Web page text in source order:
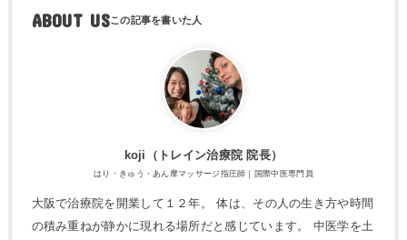
ABOUT US
koji（トレ​イン治療院 院長）
はり・きゅう・あん摩マッサージ指圧師｜国際中医専門員
大阪で治療院を開業して１２年。 体は、その人の生き方や時間
の積み重ねが静かに現れる場所だと感じています。 中医学を土